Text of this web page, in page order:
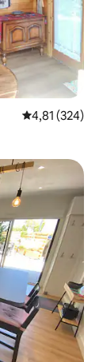
Vidutinis
4,81 (324)